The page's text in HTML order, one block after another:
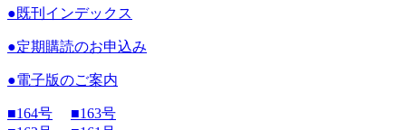
●既刊インデックス
●定期購読のお申込み
●電子版のご案内
■164号 ■163号